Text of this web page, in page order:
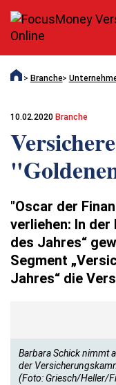
Branche
10.02.2020 Branche
"Oscar der
verliehen: In
des Jahres“
Segment
Jahres“ die
Barbara Schick nimmt
der
(Foto: Griesch/Heller/